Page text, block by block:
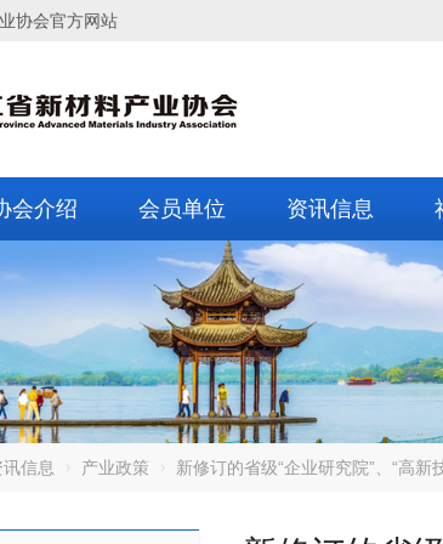
协会官方网站
会介绍 会员单位 资讯信息
讯信息 产业政策 新修订的省级“企业研究院”、“高